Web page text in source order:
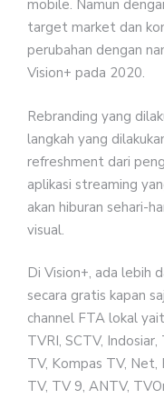
mobile. Namun
target market dan
perubahan dengan
Vision+ pada 2020.
Rebranding yang
langkah yang
refreshment dari
aplikasi streaming
akan hiburan sehari-
visual.
Di Vision+, ada lebih
secara gratis kapan
channel FTA lokal
TVRI, SCTV,
TV, Kompas TV, Net,
TV, TV 9, ANTV,